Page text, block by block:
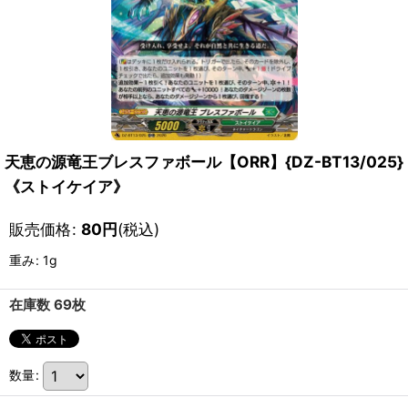
天恵の源竜王ブレスファボール【ORR】{DZ-BT13/025}
《ストイケイア》
販売価格: 80円(税込)
重み: 1g
在庫数 69枚
数量: